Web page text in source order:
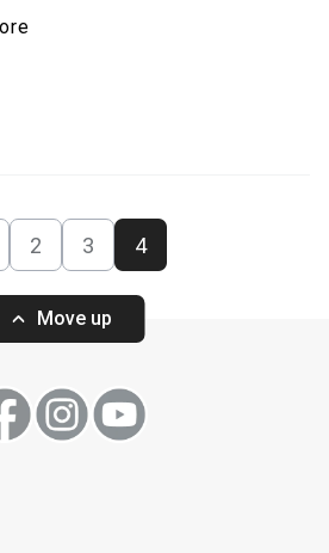
2 3 4
Move up